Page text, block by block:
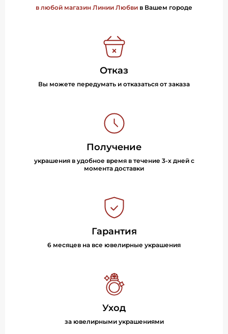
в любой магазин Линии Любви в Вашем городе
Отказ
Вы можете передумать и отказаться от заказа
Получение
украшения в удобное время в течение 3-х дней с
момента доставки
Гарантия
6 месяцев на все ювелирные украшения
Уход
за ювелирными украшениями